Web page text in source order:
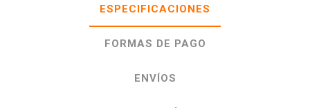
ESPECIFICACIONES
FORMAS DE PAGO
ENVÍOS